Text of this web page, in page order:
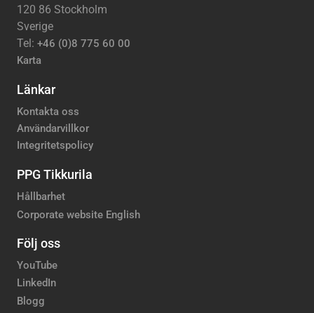
120 86 Stockholm
Sverige
Tel: +46 (0)8 775 60 00
Karta
Länkar
Kontakta oss
Användarvillkor
Integritetspolicy
PPG Tikkurila
Hållbarhet
Corporate website English
Följ oss
YouTube
LinkedIn
Blogg